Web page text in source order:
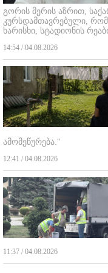
გორის მერის აზრით,
კურსდამთავრებული,
ხარისხი, სტადიონის
14:54 / 04.08.2026
ამომეწურება."
12:41 / 04.08.2026
11:37 / 04.08.2026